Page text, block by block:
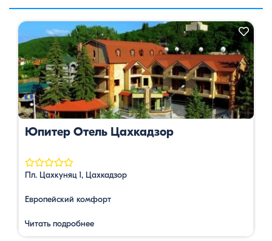
Юпитер Отель Цахкадзор
Пл. Цахкуняц 1, Цахкадзор
Европейский комфорт
Читать подробнее